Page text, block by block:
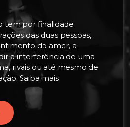
tem por finalidade
das duas pessoas,
do amor, a
a interferência de uma
rivais ou até mesmo de
Saiba mais